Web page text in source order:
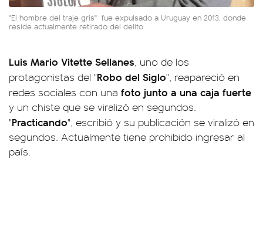
"El hombre del traje gris" fue expulsado a Uruguay en 2013, donde
reside actualmente retirado del delito.
Luis Mario Vitette Sellanes, uno de los
protagonistas del "Robo del Siglo", reapareció en
redes sociales con una foto junto a una caja fuerte
y un chiste que se viralizó en segundos.
"Practicando", escribió y su publicación se viralizó en
segundos. Actualmente tiene prohibido ingresar al
país.